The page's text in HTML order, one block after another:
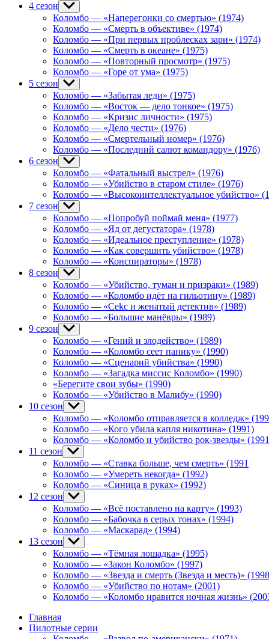
4 сезон Show
sub
menu
Коломбо — «Наперегонки со смертью» (1974)
Коломбо — «Смерть в объективе» (1974)
Коломбо — «При первых проблесках зари» (1974)
Коломбо — «Смерть в океане» (1975)
Коломбо — «Повторный просмотр» (1975)
Коломбо — «Горе от ума» (1975)
5 сезон Show
sub
menu
Коломбо — «Забытая леди» (1975)
Коломбо — «Восток — дело тонкое» (1975)
Коломбо — «Кризис личности» (1975)
Коломбо — «Дело чести» (1976)
Коломбо — «Смертельный номер» (1976)
Коломбо — «Последний салют командору» (1976)
6 сезон Show
sub
menu
Коломбо — «Фатальный выстрел» (1976)
Коломбо — «Убийство в старом стиле» (1976)
Коломбо — «Высокоинтеллектуальное убийство»
7 сезон Show
sub
menu
Коломбо — «Попробуй поймай меня» (1977)
Коломбо — «Яд от дегустатора» (1978)
Коломбо — «Идеальное преступление» (1978)
Коломбо — «Как совершить убийство» (1978)
Коломбо — «Конспираторы» (1978)
8 сезон Show
sub
menu
Коломбо — «Убийство, туман и призраки» (1989)
Коломбо — «Коломбо идёт на гильотину» (1989)
Коломбо — «Cekc и женатый детектив» (1989)
Коломбо — «Большие манёвры» (1989)
9 сезон Show
sub
menu
Коломбо — «Гений и злодейство» (1989)
Коломбо — «Коломбо сеет панику» (1990)
Коломбо — «Сценарий убийства» (1990)
Коломбо — «Загадка миссис Коломбо» (1990)
«Берегите свои зубы» (1990)
Коломбо — «Убийство в Малибу» (1990)
10 сезон Show
sub
menu
Коломбо — «Коломбо отправляется в колледж»
Коломбо — «Кого убила капля никотина» (1991)
Коломбо — «Коломбо и убийство рок-звезды»
11 сезон Show
sub
menu
Коломбо — «Ставка больше, чем смерть» (1991
Коломбо — «Умереть некогда» (1992)
Коломбо — «Синица в руках» (1992)
12 сезон Show
sub
menu
Коломбо — «Всё поставлено на карту» (1993)
Коломбо — «Бабочка в серых тонах» (1994)
Коломбо — «Маскарад» (1994)
13 сезон Show
sub
menu
Коломбо — «Тёмная лошадка» (1995)
Коломбо — «Закон Коломбо» (1997)
Коломбо — «Звезда и смерть (Звезда и месть)»
Коломбо — «Убийство по нотам» (2001)
Коломбо — «Коломбо нравится ночная жизнь»
Главная
Пилотные серии